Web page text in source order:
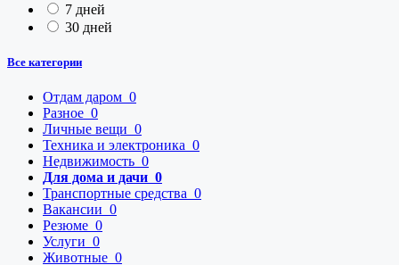
7 дней
30 дней
Все категории
Отдам даром 0
Разное 0
Личные вещи 0
Техника и электроника 0
Недвижимость 0
Для дома и дачи 0
Транспортные средства 0
Вакансии 0
Резюме 0
Услуги 0
Животные 0